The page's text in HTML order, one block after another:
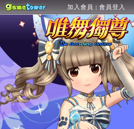
加入會員 | 會員登入